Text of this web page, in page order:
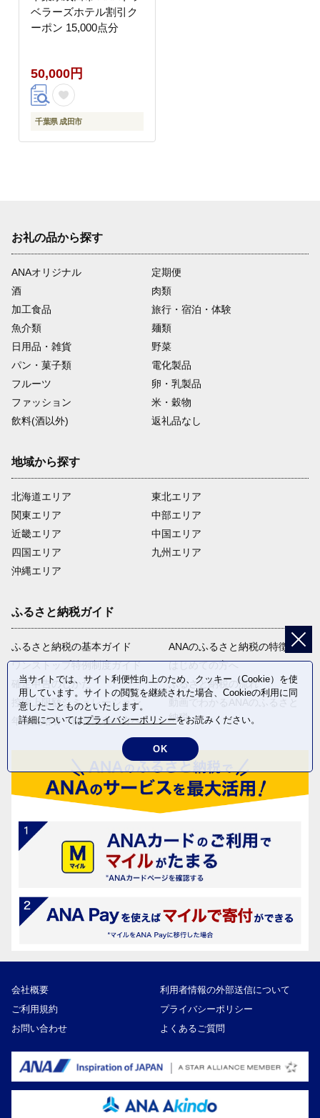
ベラーズホテル割引ク
ーポン 15,000点分
50,000円
千葉県 成田市
お礼の品から探す
ANAオリジナル
定期便
酒
肉類
加工食品
旅行・宿泊・体験
魚介類
麺類
日用品・雑貨
野菜
パン・菓子類
電化製品
フルーツ
卵・乳製品
ファッション
米・穀物
飲料(酒以外)
返礼品なし
地域から探す
北海道エリア
関東エリア
近畿エリア
四国エリア
沖縄エリア
東北エリア
中部エリア
中国エリア
九州エリア
ふるさと納税ガイド
ふるさと納税の基本ガイド
ワンストップ特例制度ガイド
確定申告のしかた
控除上限額シミュレーション
年金受給者・自営業者の方へ
ANAのふるさと納税の特徴
はじめての方へ
ふるさと納税の流れ
納税
会社概要
利用者情報の外部送信について
ご利用規約
プライバシーポリシー
お問い合わせ
よくあるご質問
当サイトでは、サイト利便性向上のため、クッキー（Cookie）を使
用しています。サイトの閲覧を継続された場合、Cookieの利用に同
意したことものといたします。
詳細についてはプライバシーポリシーをお読みください。
OK